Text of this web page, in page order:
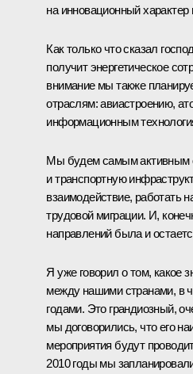
на инновационный характер
Как только что сказал
получит энергетическое
внимание мы также
отраслям: авиастроению,
информационным
Мы будем самым активным
и транспортную
взаимодействие, работать
трудовой миграции. И,
направлений была и
Я уже говорил о том, какое
между нашими странами, в
годами. Это грандиозный,
мы договорились, что его
мероприятия будут
2010 годы мы